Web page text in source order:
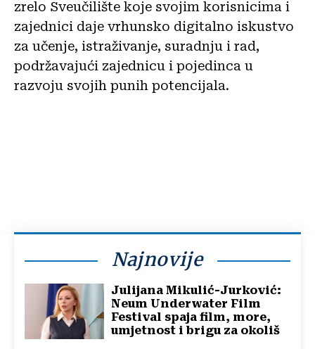
zrelo Sveučilište koje svojim korisnicima i
zajednici daje vrhunsko digitalno iskustvo
za učenje, istraživanje, suradnju i rad,
podržavajući zajednicu i pojedinca u
razvoju svojih punih potencijala.
Najnovije
Julijana Mikulić-Jurković:
Neum Underwater Film
Festival spaja film, more,
umjetnost i brigu za okoliš